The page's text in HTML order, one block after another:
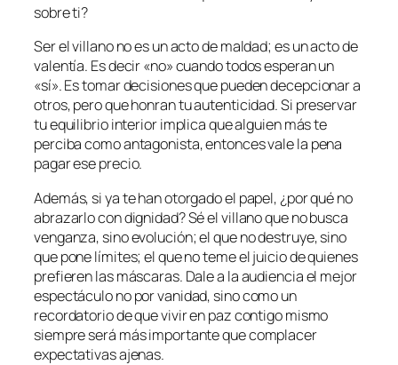
sobre ti?
Ser el villano no es un acto de maldad; es un acto de
valentía. Es decir «no» cuando todos esperan un
«sí». Es tomar decisiones que pueden decepcionar a
otros, pero que honran tu autenticidad. Si preservar
tu equilibrio interior implica que alguien más te
perciba como antagonista, entonces vale la pena
pagar ese precio.
Además, si ya te han otorgado el papel, ¿por qué no
abrazarlo con dignidad? Sé el villano que no busca
venganza, sino evolución; el que no destruye, sino
que pone límites; el que no teme el juicio de quienes
prefieren las máscaras. Dale a la audiencia el mejor
espectáculo no por vanidad, sino como un
recordatorio de que vivir en paz contigo mismo
siempre será más importante que complacer
expectativas ajenas.